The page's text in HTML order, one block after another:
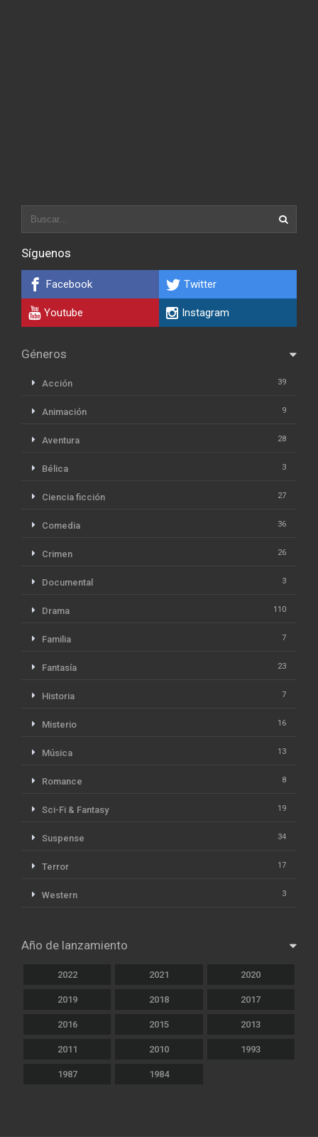
Síguenos
Facebook Twitter
Youtube Instagram
Géneros
Acción 39
Animación 9
Aventura 28
Bélica 3
Ciencia ficción 27
Comedia 36
Crimen 26
Documental 3
Drama 110
Familia 7
Fantasía 23
Historia 7
Misterio 16
Música 13
Romance 8
Sci-Fi & Fantasy 19
Suspense 34
Terror 17
Western 3
Año de lanzamiento
2022 2021 2020
2019 2018 2017
2016 2015 2013
2011 2010 1993
1987 1984